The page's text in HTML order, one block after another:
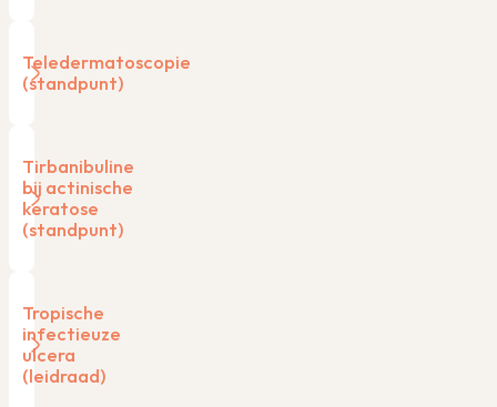
Teledermatoscopie
(standpunt)
Tirbanibuline
bij actinische
keratose
(standpunt)
Tropische
infectieuze
ulcera
(leidraad)